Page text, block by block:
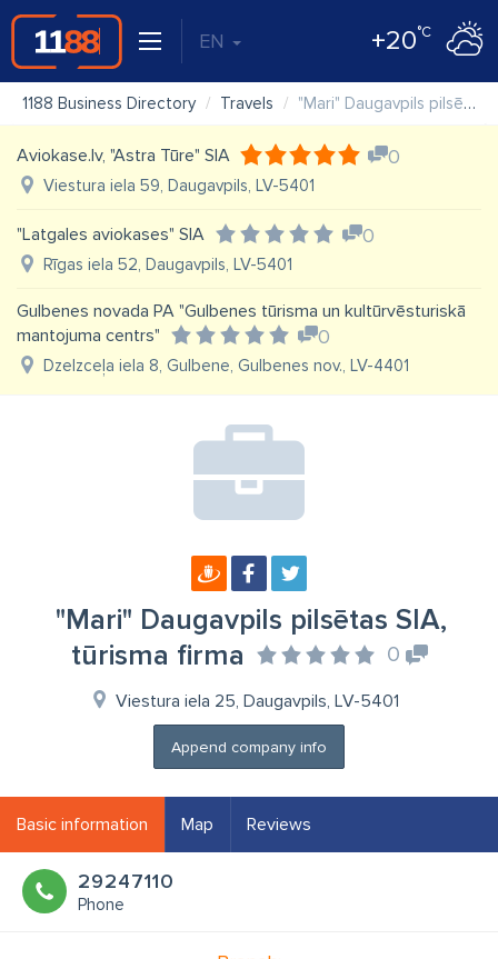
EN +20°C
1188 Business Directory Travels "Mari" Daugavpils pilsētas SIA, tūrisma firma
Aviokase.lv, "Astra Tūre" SIA 0
Viestura iela 59, Daugavpils, LV-5401
"Latgales aviokases" SIA 0
Rīgas iela 52, Daugavpils, LV-5401
Gulbenes novada PA "Gulbenes tūrisma un kultūrvēsturiskā
mantojuma centrs"
0
Dzelzceļa iela 8, Gulbene, Gulbenes nov., LV-4401
"Mari" Daugavpils pilsētas SIA,
tūrisma firma
0
Viestura iela 25, Daugavpils, LV-5401
Append company info
Basic information Map Reviews
29247110
Phone